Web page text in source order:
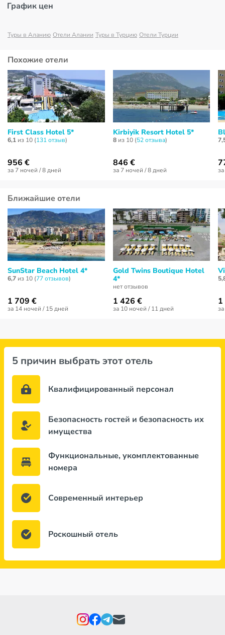
График цен
Туры в Аланию Отели Алании Туры в Турцию Отели Турции
Похожие отели
First Class Hotel 5*
6,1 из 10 (131 отзыв)
956 €
за 7 ночей / 8 дней
Kirbiyik Resort Hotel 5*
8из 10 (52 отзывa)
846 €
за 7 ночей / 8 дней
Ближайшие отели
SunStar Beach Hotel 4*
6,7 из 10 (77 отзывов)
1 709 €
за 14 ночей / 15 дней
Gold Twins Boutique Hotel
4*
нет отзывов
1 426 €
за 10 ночей / 11 дней
5 причин выбрать этот отель
Квалифицированный персонал
Безопасность гостей и безопасность их
имущества
Функциональные, укомплектованные
номера
Современный интерьер
Роскошный отель